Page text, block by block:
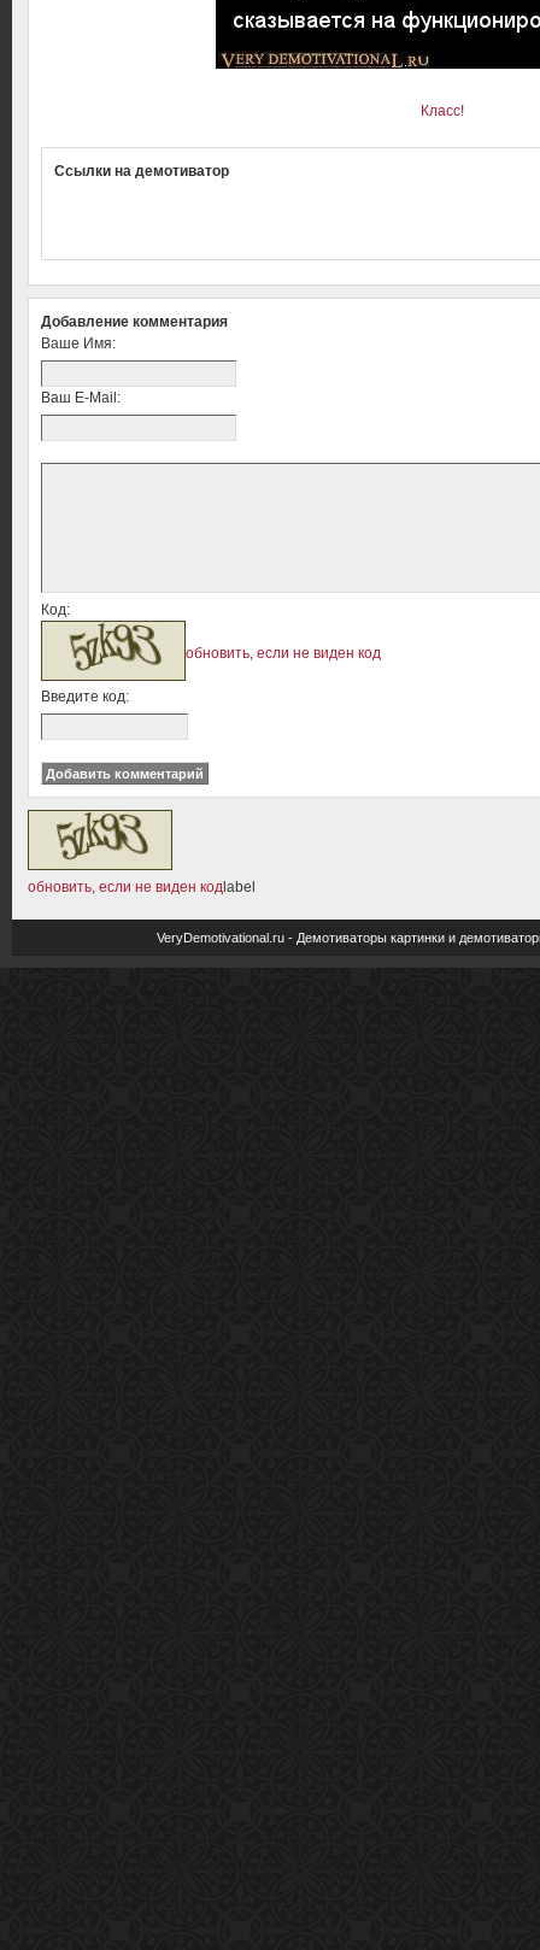
Класс!
Ссылки на демотиватор
Добавление комментария
Ваше Имя:
Ваш E-Mail:
Код:
обновить, если не виден код
Введите код:
обновить, если не виден кодlabel
VeryDemotivational.ru - Демотиваторы картинки и